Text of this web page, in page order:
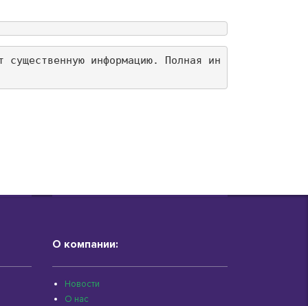
существенную информацию. Полная ин
О компании:
Новости
О нас